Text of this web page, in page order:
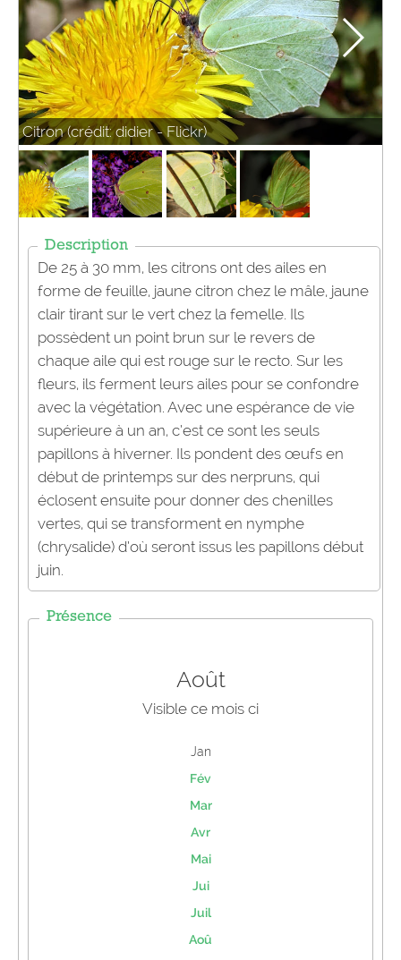
Citron (crédit: didier - Flickr)
Description
De 25 à 30 mm, les citrons ont des ailes en
forme de feuille, jaune citron chez le mâle, jaune
clair tirant sur le vert chez la femelle. Ils
possèdent un point brun sur le revers de
chaque aile qui est rouge sur le recto. Sur les
fleurs, ils ferment leurs ailes pour se confondre
avec la végétation. Avec une espérance de vie
supérieure à un an, c’est ce sont les seuls
papillons à hiverner. Ils pondent des œufs en
début de printemps sur des nerpruns, qui
éclosent ensuite pour donner des chenilles
vertes, qui se transforment en nymphe
(chrysalide) d’où seront issus les papillons début
juin.
Présence
Août
Visible ce mois ci
Jan
Fév
Mar
Avr
Mai
Jui
Juil
Aoû